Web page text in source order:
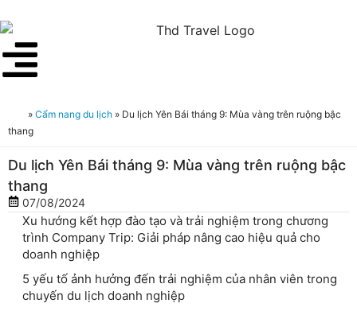
» Cẩm nang du lịch » Du lịch Yên Bái tháng 9: Mùa vàng trên ruộng bậc
thang
Du lịch Yên Bái tháng 9: Mùa vàng trên ruộng bậc
thang
07/08/2024
Xu hướng kết hợp đào tạo và trải nghiệm trong chương
trình Company Trip: Giải pháp nâng cao hiệu quả cho
doanh nghiệp
5 yếu tố ảnh hưởng đến trải nghiệm của nhân viên trong
chuyến du lịch doanh nghiệp